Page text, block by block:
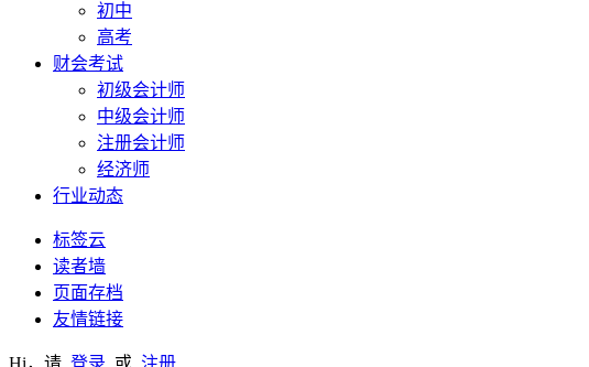
初中
高考
财会考试
初级会计师
中级会计师
注册会计师
经济师
行业动态
标签云
读者墙
页面存档
友情链接
Hi，请 登录 或 注册